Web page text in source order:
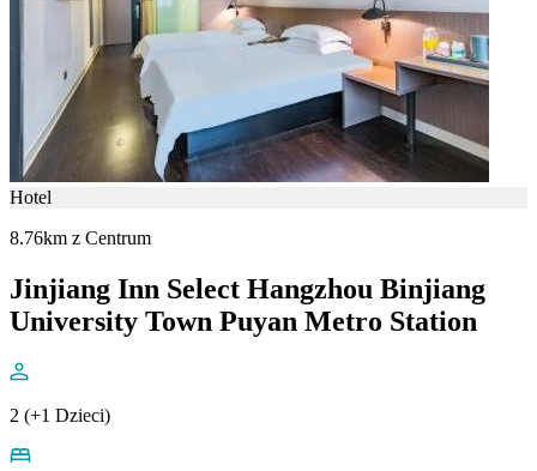
Hotel
8.76km z Centrum
Jinjiang Inn Select Hangzhou Binjiang
University Town Puyan Metro Station
2 (+1 Dzieci)